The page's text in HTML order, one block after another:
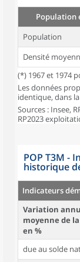
Population
Population
Densité
(*) 1967 et 1974
Les données
identique, dans
Sources : Insee,
RP2023
POP T3M -
historique
Indicateurs
Variation
moyenne de
en %
due au solde